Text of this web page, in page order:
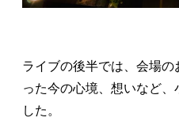
ライブの後半では、会場
った今の心境、想いなど
した。